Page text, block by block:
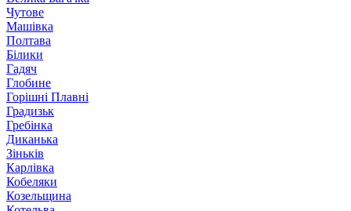
Чутове
Машівка
Полтава
Білики
Гадяч
Глобине
Горішні Плавні
Градизьк
Гребінка
Диканька
Зіньків
Карлівка
Кобеляки
Козельщина